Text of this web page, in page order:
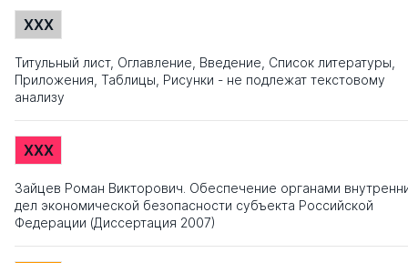
XXX
Титульный лист, Оглавление, Введение, Список литературы,
Приложения, Таблицы, Рисунки - не подлежат текстовому
анализу
XXX
Зайцев Роман Викторович. Обеспечение органами
дел экономической безопасности субъекта Российской
Федерации (Диссертация 2007)